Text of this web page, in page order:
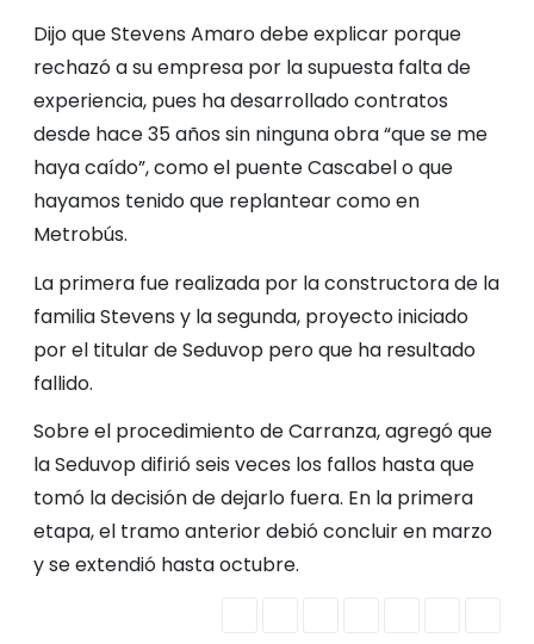
Dijo que Stevens Amaro debe explicar porque
rechazó a su empresa por la supuesta falta de
experiencia, pues ha desarrollado contratos
desde hace 35 años sin ninguna obra “que se me
haya caído”, como el puente Cascabel o que
hayamos tenido que replantear como en
Metrobús.
La primera fue realizada por la constructora de la
familia Stevens y la segunda, proyecto iniciado
por el titular de Seduvop pero que ha resultado
fallido.
Sobre el procedimiento de Carranza, agregó que
la Seduvop difirió seis veces los fallos hasta que
tomó la decisión de dejarlo fuera. En la primera
etapa, el tramo anterior debió concluir en marzo
y se extendió hasta octubre.